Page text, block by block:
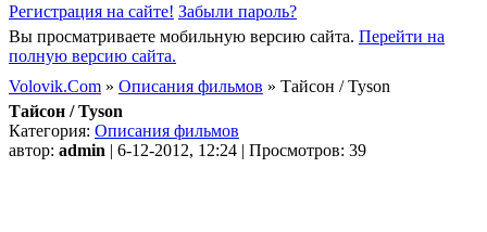
Регистрация на сайте! Забыли пароль?
Вы просматриваете мобильную версию сайта. Перейти на
полную версию сайта.
Volovik.Com » Описания фильмов » Тайсон / Tyson
Тайсон / Tyson
Категория: Описания фильмов
автор: admin | 6-12-2012, 12:24 | Просмотров: 39